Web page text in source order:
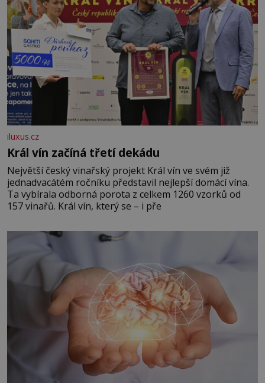
iluxus.cz
Král vín začíná třetí dekádu
Největší český vinařský projekt Král vín ve svém již
jednadvacátém ročníku představil nejlepší domácí vína.
Ta vybírala odborná porota z celkem 1260 vzorků od
157 vinařů. Král vín, který se – i pře